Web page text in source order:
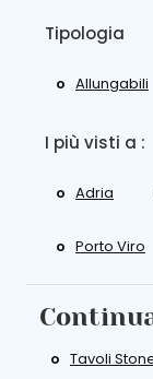
Tipologia
Allungabili
I più visti a :
Adria
Porto Viro
Tavoli